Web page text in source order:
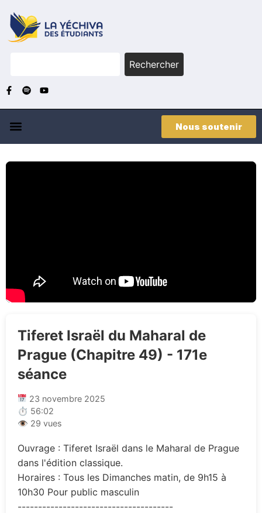
Rechercher
Nous soutenir
Tiferet Israël du Maharal de
Prague (Chapitre 49) - 171e
séance
23 novembre 2025
⏱ 56:02
👁 29 vues
Ouvrage : Tiferet Israël dans le Maharal de Prague
dans l'édition classique.
Horaires : Tous les Dimanches matin, de 9h15 à
10h30 Pour public masculin
--------------------------------------